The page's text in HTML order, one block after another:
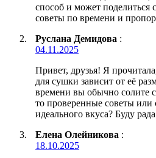
способ и может поделиться
советы по времени и
Руслана Демидова :
04.11.2025
Привет, друзья! Я
для сушки зависит от её
времени вы обычно солите
то проверенные советы или
идеального вкуса? Буду
Елена Олейникова :
18.10.2025